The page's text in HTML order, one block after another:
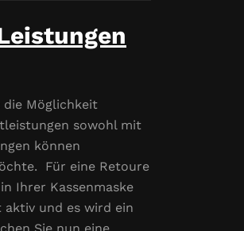
die Möglichkeit
sowohl mit
können
Für eine Retoure
Ihrer Kassenmaske
und es wird ein